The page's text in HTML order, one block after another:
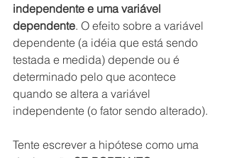
independente e uma variável
dependente. O efeito sobre a variável
dependente (a idéia que está sendo
testada e medida) depende ou é
determinado pelo que acontece
quando se altera a variável
independente (o fator sendo alterado).
Tente escrever a hipótese como uma